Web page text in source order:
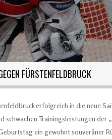
FÜRSTENFELDBRUCK
erfolgreich in die neue
Trainingsleistungen der
ein gewohnt souveräner